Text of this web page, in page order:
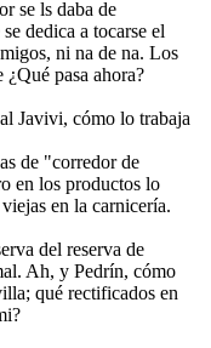
se ls daba de
dedica a tocarse el
ni na de na. Los
pasa ahora?
Javivi, cómo lo trabaja
de "corredor de
en los productos lo
en la carnicería.
del reserva de
Ah, y Pedrín, cómo
qué rectificados en